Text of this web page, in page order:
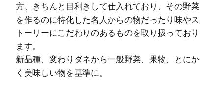
方、きちんと目利きして仕入れており、その野菜
を作るのに特化した名人からの物だったり味やス
トーリーにこだわりのあるものを取り扱っており
ます。
新品種、変わりダネから一般野菜、果物、とにか
く美味しい物を基準に。